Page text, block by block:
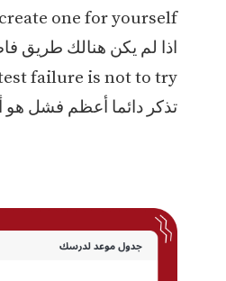
one for yourself.
اذا لم يكن هنالك طريق
failure is not to try.
تذكر دائما أعظم فشل هو